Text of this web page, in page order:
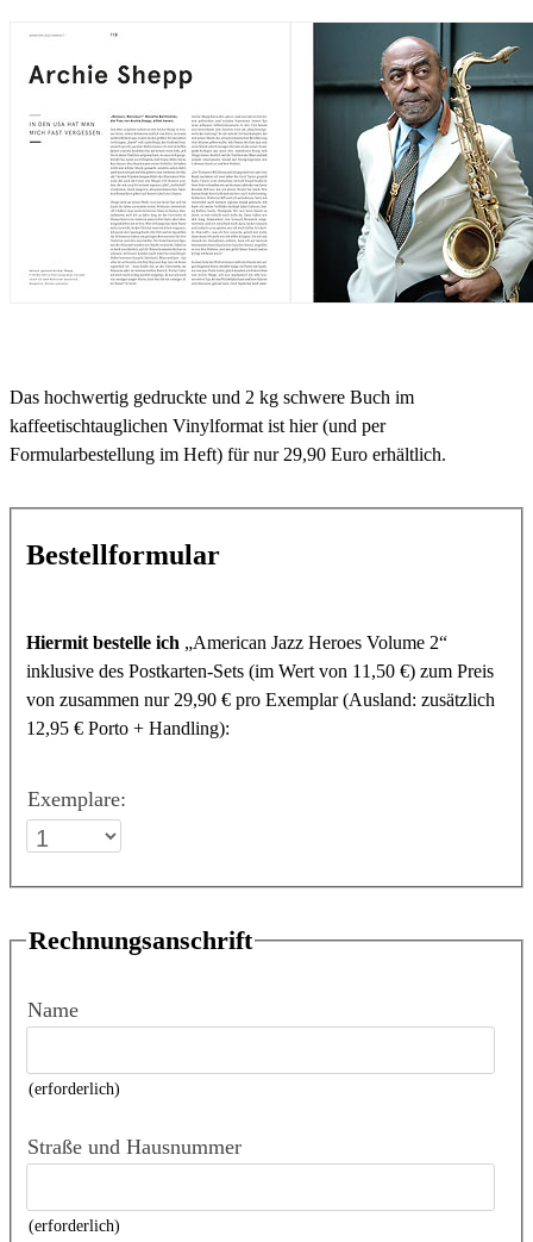
Das hochwertig gedruckte und 2 kg schwere Buch im
kaffeetischtauglichen Vinylformat ist hier (und per
Formularbestellung im Heft) für nur 29,90 Euro erhältlich.
Bestellformular
Hiermit bestelle ich „American Jazz Heroes Volume 2“
inklusive des Postkarten-Sets (im Wert von 11,50 €) zum Preis
von zusammen nur 29,90 € pro Exemplar (Ausland: zusätzlich
12,95 € Porto + Handling):
Exemplare:
Rechnungsanschrift
Name
(erforderlich)
Straße und Hausnummer
(erforderlich)